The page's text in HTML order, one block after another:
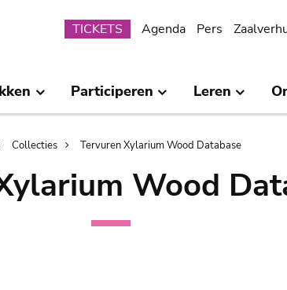
Submenu
TICKETS Agenda Pers
Participeren Leren
Collecties Tervuren Xylarium Wood Database
Wood